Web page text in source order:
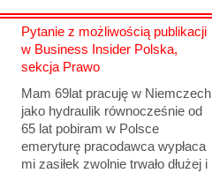
Pytanie z możliwością publikacji
w Business Insider Polska,
sekcja Prawo
Mam 69lat pracuję w Niemczech
jako hydraulik równocześnie od
65 lat pobiram w Polsce
emeryturę pracodawca wypłaca
mi zasiłek zwolnie trwało dłużej i